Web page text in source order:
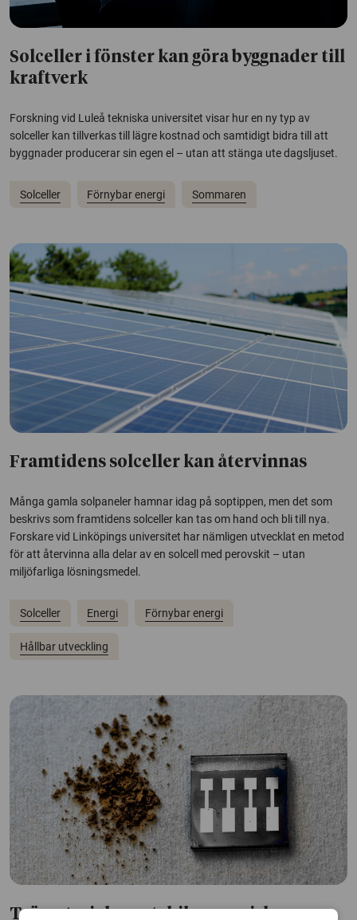
Solceller i fönster kan göra byggnader till
kraftverk
Forskning vid Luleå tekniska universitet visar hur en ny typ av
solceller kan tillverkas till lägre kostnad och samtidigt bidra till att
byggnader producerar sin egen el – utan att stänga ute dagsljuset.
Solceller Förnybar energi Sommaren
Framtidens solceller kan återvinnas
Många gamla solpaneler hamnar idag på soptippen, men det som
beskrivs som framtidens solceller kan tas om hand och bli till nya.
Forskare vid Linköpings universitet har nämligen utvecklat en metod
för att återvinna alla delar av en solcell med perovskit – utan
miljöfarliga lösningsmedel.
Solceller Energi Förnybar energi
Hållbar utveckling
Trämaterial ger stabila organiska